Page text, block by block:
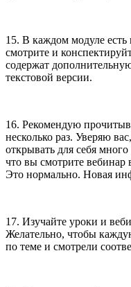
15. В каждом модуле есть
смотрите и
содержат
текстовой версии.
16. Рекомендую
несколько раз. Уверяю
открывать для себя много
что вы смотрите вебинар
Это нормально. Новая
17. Изучайте уроки и
Желательно, чтобы
по теме и смотрели